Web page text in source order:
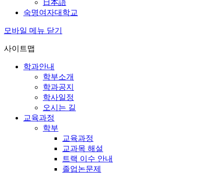
日本語
숙명여자대학교
모바일 메뉴 닫기
사이트맵
학과안내
학부소개
학과공지
학사일정
오시는 길
교육과정
학부
교육과정
교과목 해설
트랙 이수 안내
졸업논문제